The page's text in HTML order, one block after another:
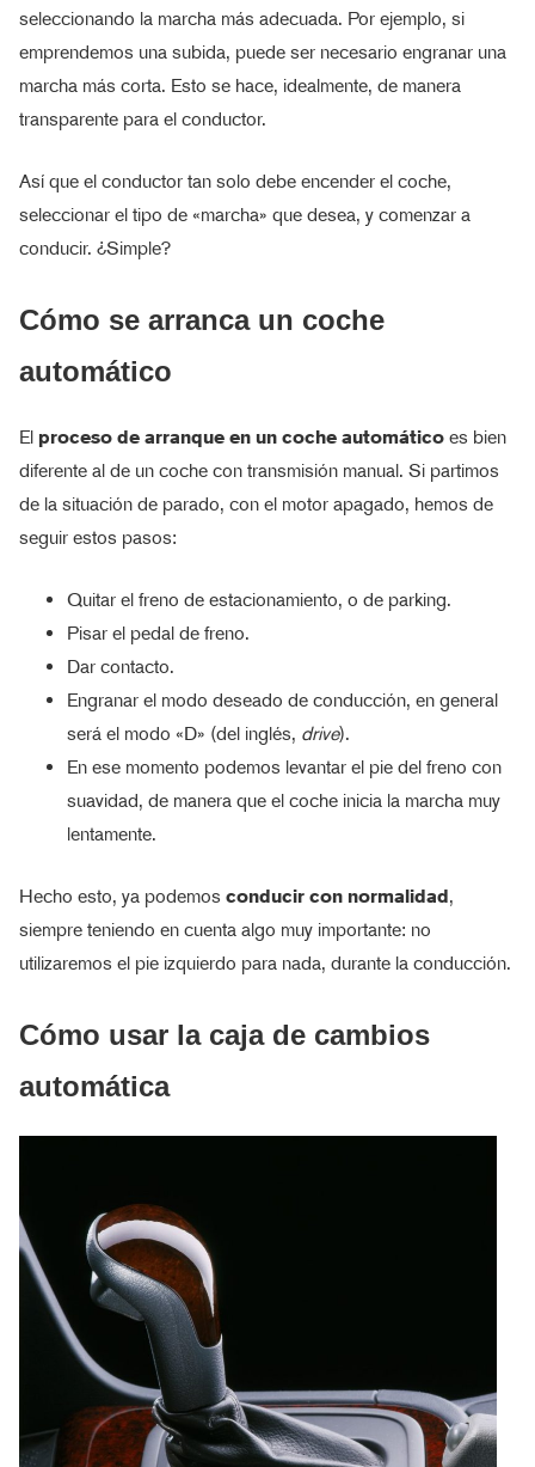
seleccionando la marcha más adecuada. Por ejemplo, si
emprendemos una subida, puede ser necesario engranar una
marcha más corta. Esto se hace, idealmente, de manera
transparente para el conductor.
Así que el conductor tan solo debe encender el coche,
seleccionar el tipo de «marcha» que desea, y comenzar a
conducir. ¿Simple?
Cómo se arranca un coche
automático
El proceso de arranque en un coche automático es bien
diferente al de un coche con transmisión manual. Si partimos
de la situación de parado, con el motor apagado, hemos de
seguir estos pasos:
Quitar el freno de estacionamiento, o de parking.
Pisar el pedal de freno.
Dar contacto.
Engranar el modo deseado de conducción, en general
será el modo «D» (del inglés, drive).
En ese momento podemos levantar el pie del freno con
suavidad, de manera que el coche inicia la marcha muy
lentamente.
Hecho esto, ya podemos conducir con normalidad,
siempre teniendo en cuenta algo muy importante: no
utilizaremos el pie izquierdo para nada, durante la conducción.
Cómo usar la caja de cambios
automática